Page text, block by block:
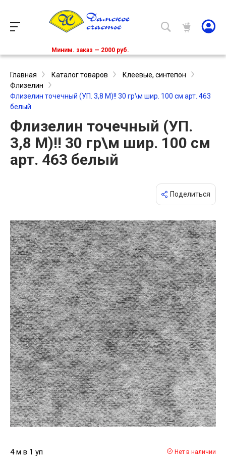
Миним. заказ — 2000 руб.
Главная Каталог товаров
Клеевые, синтепон
Флизелин
Флизелин точечный (УП. 3,8 М)!! 30 гр\м шир. 100 см арт. 463
белый
Флизелин точечный (УП.
3,8 М)!! 30 гр\м шир. 100 см
арт. 463 белый
Поделиться
4 м в 1 уп
Нет в наличии